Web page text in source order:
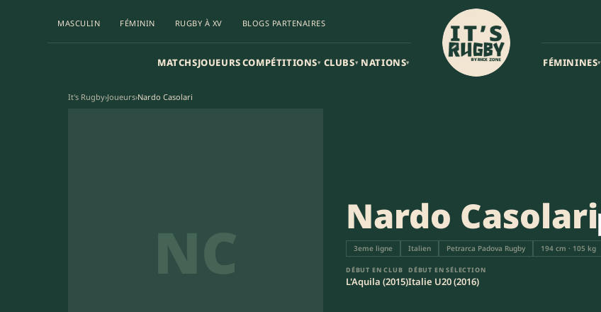
MASCULIN FÉMININ RUGBY À XV BLOGS PARTENAIRES
MATCHSJOUEURSCOMPÉTITIONS▾ CLUBS▾ NATIONS▾ FÉMININES▾
It's Rugby›Joueurs›Nardo Casolari
NC Nardo Casolari
3eme ligne Italien Petrarca Padova Rugby 194 cm · 105 kg
DÉBUT EN CLUB
L'Aquila (2015)
DÉBUT EN SÉLECTION
Italie U20 (2016)